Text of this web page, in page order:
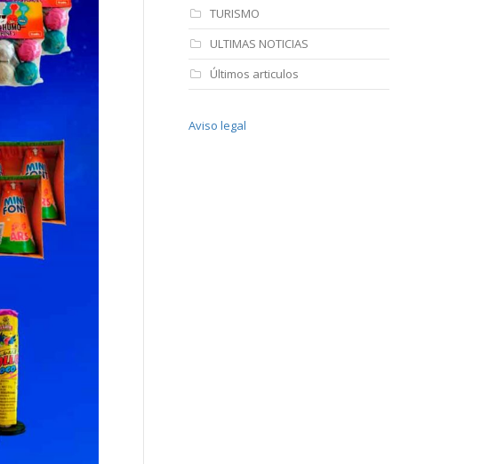
TURISMO
ULTIMAS NOTICIAS
Últimos articulos
Aviso legal